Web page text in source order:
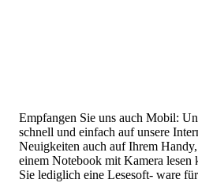
Empfangen Sie uns auch Mobil:
schnell und einfach auf unsere
Neuigkeiten auch auf Ihrem
einem Notebook mit Kamera lesen
Sie lediglich eine Lesesoft- ware